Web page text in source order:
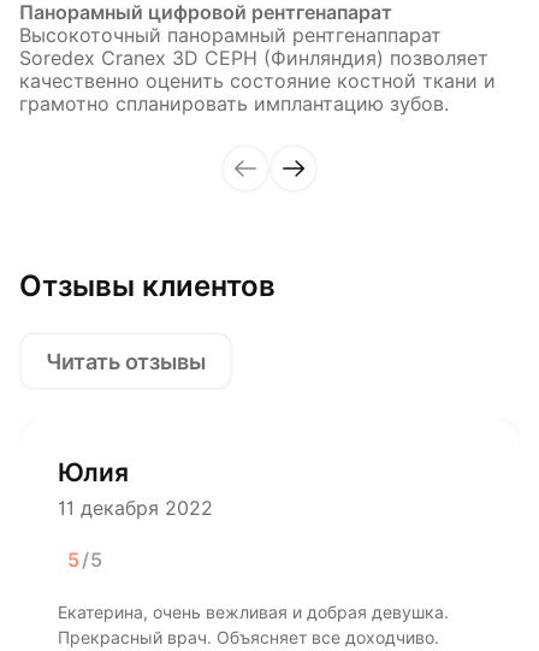
Панорамный цифровой рентгенапарат
Высокоточный панорамный рентгенаппарат
Soredex Cranex 3D CEPH (Финляндия) позволяет
качественно оценить состояние костной ткани и
грамотно спланировать имплантацию зубов.
Отзывы клиентов
Читать отзывы
Юлия
11 декабря 2022
5/5
Екатерина, очень вежливая и добрая девушка.
Прекрасный врач. Объясняет все доходчиво.